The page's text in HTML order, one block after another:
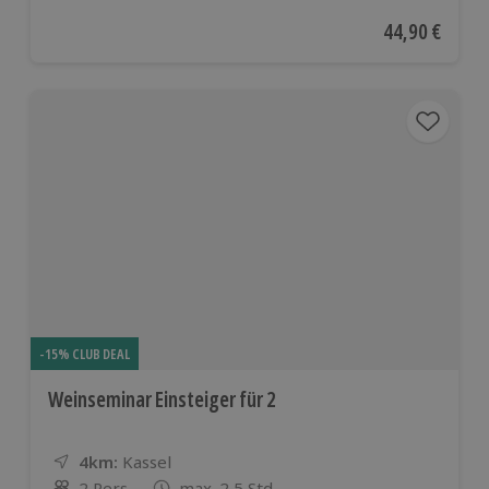
Aktueller
44,90 €
-15% CLUB DEAL
Weinseminar Einsteiger für 2
4km: Entfernung
Standort
Kassel